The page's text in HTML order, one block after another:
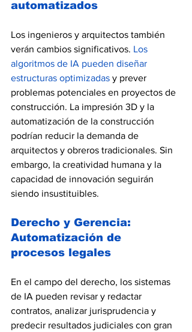
automatizados
Los ingenieros y arquitectos también
verán cambios significativos. Los
algoritmos de IA pueden diseñar
estructuras optimizadas y prever
problemas potenciales en proyectos de
construcción. La impresión 3D y la
automatización de la construcción
podrían reducir la demanda de
arquitectos y obreros tradicionales. Sin
embargo, la creatividad humana y la
capacidad de innovación seguirán
siendo insustituibles.
Derecho y Gerencia:
Automatización de
procesos legales
En el campo del derecho, los sistemas
de IA pueden revisar y redactar
contratos, analizar jurisprudencia y
predecir resultados judiciales con gran